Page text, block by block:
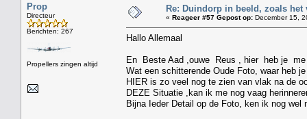
Prop
Directeur
Berichten: 267
Propellers zingen altijd
Re: Duindorp in beeld, zoals het
« Reageer #57 Gepost op: December 15,
Hallo Allemaal
En Beste Aad ,ouwe Reus , hier heb je
Wat een schitterende Oude Foto, waar heb
HIER is zo veel nog te zien van vlak na de
DEZE Situatie ,kan ik me nog vaag
Bijna Ieder Detail op de Foto, ken ik nog wel